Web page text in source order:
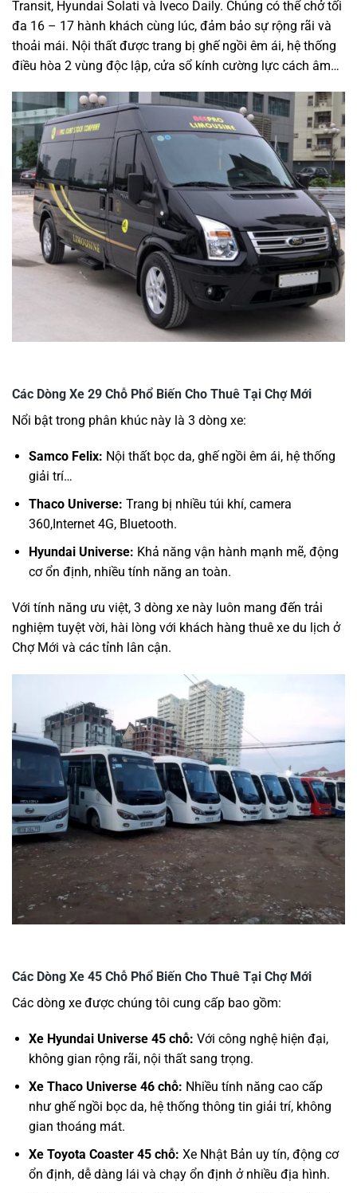
Transit, Hyundai Solati và Iveco Daily. Chúng có thể chở tối
đa 16 – 17 hành khách cùng lúc, đảm bảo sự rộng rãi và
thoải mái. Nội thất được trang bị ghế ngồi êm ái, hệ thống
điều hòa 2 vùng độc lập, cửa sổ kính cường lực cách âm…
Các Dòng Xe 29 Chỗ Phổ Biến Cho Thuê Tại Chợ Mới
Nổi bật trong phân khúc này là 3 dòng xe:
Samco Felix: Nội thất bọc da, ghế ngồi êm ái, hệ thống
giải trí…
Thaco Universe: Trang bị nhiều túi khí, camera
360,Internet 4G, Bluetooth.
Hyundai Universe: Khả năng vận hành mạnh mẽ, động
cơ ổn định, nhiều tính năng an toàn.
Với tính năng ưu việt, 3 dòng xe này luôn mang đến trải
nghiệm tuyệt vời, hài lòng với khách hàng thuê xe du lịch ở
Chợ Mới và các tỉnh lân cận.
Các Dòng Xe 45 Chỗ Phổ Biến Cho Thuê Tại Chợ Mới
Các dòng xe được chúng tôi cung cấp bao gồm:
Xe Hyundai Universe 45 chỗ: Với công nghệ hiện đại,
không gian rộng rãi, nội thất sang trọng.
Xe Thaco Universe 46 chỗ: Nhiều tính năng cao cấp
như ghế ngồi bọc da, hệ thống thông tin giải trí, không
gian thoáng mát.
Xe Toyota Coaster 45 chỗ: Xe Nhật Bản uy tín, động cơ
ổn định, dễ dàng lái và chạy ổn định ở nhiều địa hình.